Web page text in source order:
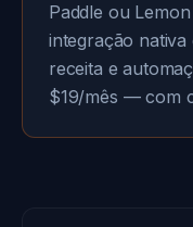
Paddle ou
integração
receita e
$19/mês — com